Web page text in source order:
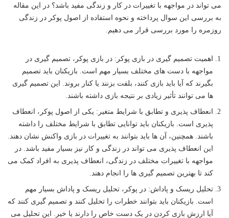
می تواند در مواجهه با تغییرات در کار و زندگی مفید باشد؟ در این مقاله
به بررسی این سوال پرداخته و نحوه استفاده از اصول پوکر در زندگی
روزمره را مورد بررسی قرار می دهیم.
اهمیت تصمیم گیری در بازی پوکر: در بازی پوکر، تصمیم گیری در
مواجهه با دست های مختلف بسیار مهم است. بازیکنان باید تصمیم
بگیرند که آیا باید بازی کنند، بلفت بزنند یا کنار بروند. این تصمیم گیری
ها می توانند تأثیر زیادی بر نتیجه بازی داشته باشند.
انعطاف پذیری و تطابق با شرایط متغیر: یکی از اصول پوکر، انعطاف
پذیری است. بازیکنان باید توانایی تطابق با شرایط مختلف را داشته
باشند. همچنین، آن ها باید بتوانند به تغییرات در بازی واکنش نشان دهند.
این انعطاف پذیری می تواند در زندگی و کار نیز بسیار مفید باشد. در
مواجهه با تغییرات مختلف در زندگی، انعطاف پذیری به افراد کمک می
کند تا بهترین تصمیم گیری ها را انجام دهند.
تحلیل ریسک و پاداش: در پوکر، تحلیل ریسک و پاداش بسیار مهم
است. بازیکنان باید بتوانند خطرات را تحلیل کنند و تصمیم گیری کنند که
آیا ارزش بازی کردن در یک دست خاص را دارند یا خیر. این تحلیل می